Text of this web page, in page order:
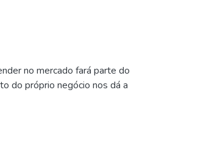
no mercado fará parte do
do próprio negócio nos dá a